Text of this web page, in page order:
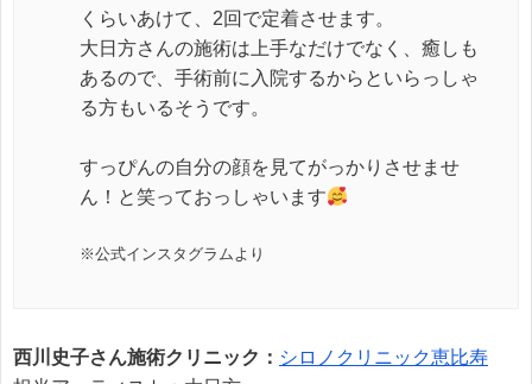
くらいあけて、2回で定着させます。
大日方さんの施術は上手なだけでなく、癒しも
あるので、手術前に入院するからといらっしゃ
る方もいるそうです。
すっぴんの自分の顔を見てがっかりさせませ
ん！と笑っておっしゃいます
※公式インスタグラムより
西川史子さん施術クリニック： シロノクリニック恵比寿